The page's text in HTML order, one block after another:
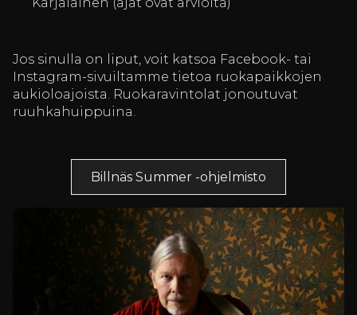
Jos sinulla on liput, voit katsoa Facebook- tai
Instagram-sivuiltamme tietoa ruokapaikkojen
aukioloajoista. Ruokaravintolat jonoutuvat
ruuhkahuippuina.
Billnäs Summer -ohjelmisto